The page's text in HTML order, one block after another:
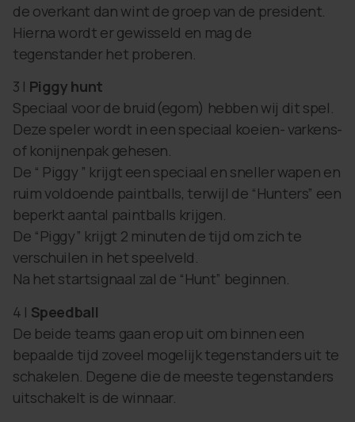
de overkant dan wint de groep van de president.
Hierna wordt er gewisseld en mag de
tegenstander het proberen.
3 | Piggy hunt
Speciaal voor de bruid(egom) hebben wij dit spel.
Deze speler wordt in een speciaal koeien- varkens-
of konijnenpak gehesen.
De “ Piggy ” krijgt een speciaal en sneller wapen en
ruim voldoende paintballs, terwijl de “Hunters” een
beperkt aantal paintballs krijgen.
De “Piggy” krijgt 2 minuten de tijd om zich te
verschuilen in het speelveld.
Na het startsignaal zal de “Hunt” beginnen.
4 | Speedball
De beide teams gaan erop uit om binnen een
bepaalde tijd zoveel mogelijk tegenstanders uit te
schakelen. Degene die de meeste tegenstanders
uitschakelt is de winnaar.